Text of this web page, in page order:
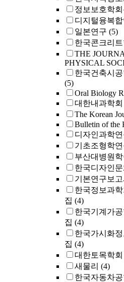
정보보호학회
디지털융복
일본연구 (5)
한국콘크리
THE
PHYSICAL
한국건축시
(5)
Oral Biology
대한내과학
The Korean
Bulletin of the
디자인과학
기초조형학
부산대병원학
한국디자인문
기본연구보고
한국정보과
집 (4)
한국기계가
집 (4)
한국가시화
집 (4)
대한토목학회
새물리 (4)
한국자동차